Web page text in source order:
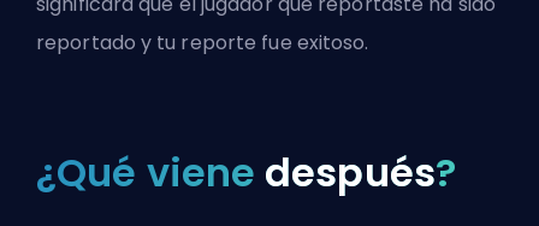
reportado y tu reporte fue exitoso.
¿Qué viene después?